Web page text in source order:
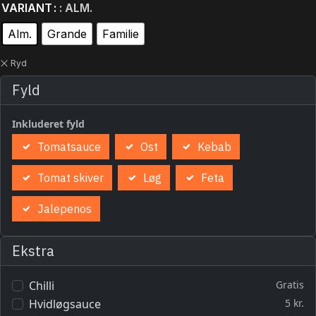
VARIANT : ALM.
Alm.
Grande Familie
Ryd